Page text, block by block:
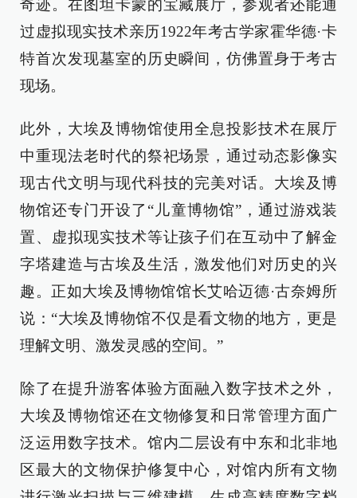
奇迹。在图坦卡蒙的宝藏展厅，参观者还能通
过虚拟现实技术亲历1922年考古学家霍华德·卡
特首次发现墓室的历史瞬间，仿佛置身于考古
现场。
此外，大埃及博物馆使用全息投影技术在展厅
中重现法老时代的祭祀场景，通过动态影像实
现古代文明与现代科技的完美对话。大埃及博
物馆还专门开设了“儿童博物馆”，通过游戏装
置、虚拟现实技术等让孩子们在互动中了解金
字塔建造与古埃及生活，激发他们对历史的兴
趣。正如大埃及博物馆馆长艾哈迈德·古奈姆所
说：“大埃及博物馆不仅是看文物的地方，更是
理解文明、激发灵感的空间。”
除了在提升游客体验方面融入数字技术之外，
大埃及博物馆还在文物修复和日常管理方面广
泛运用数字技术。馆内二层设有中东和北非地
区最大的文物保护修复中心，对馆内所有文物